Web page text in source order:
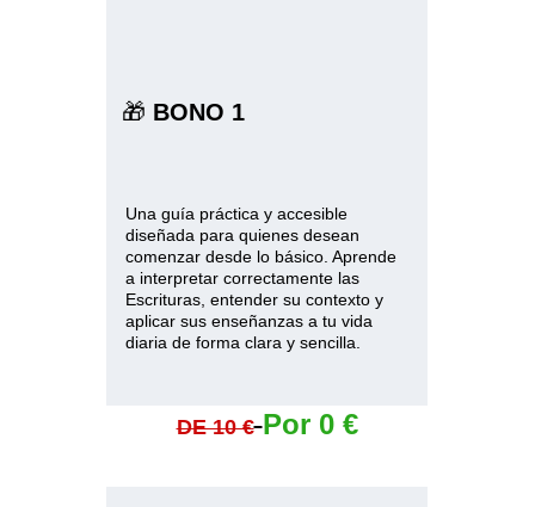
🎁 BONO 1
Una guía práctica y accesible
diseñada para quienes desean
comenzar desde lo básico. Aprende
a interpretar correctamente las
Escrituras, entender su contexto y
aplicar sus enseñanzas a tu vida
diaria de forma clara y sencilla.
DE 10 € Por 0 €